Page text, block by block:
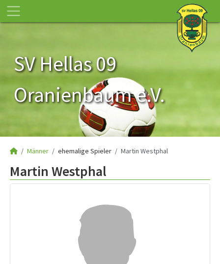
SV Hellas 09
Oranienbaum e.V.
Männer ehemalige Spieler Martin Westphal
Martin Westphal